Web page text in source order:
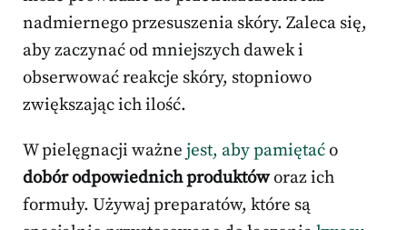
nadmiernego przesuszenia skóry. Zaleca się,
aby zaczynać od mniejszych dawek i
obserwować reakcje skóry, stopniowo
zwiększając ich ilość.
W pielęgnacji ważne jest, aby pamiętaćo
dobór odpowiednich produktóworaz ich
formuły. Używaj preparatów, które są